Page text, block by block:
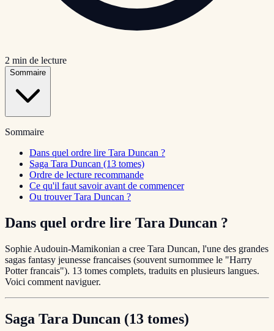
2 min de lecture
Sommaire
Sommaire
Dans quel ordre lire Tara Duncan ?
Saga Tara Duncan (13 tomes)
Ordre de lecture recommande
Ce qu'il faut savoir avant de commencer
Ou trouver Tara Duncan ?
Dans quel ordre lire Tara Duncan ?
Sophie Audouin-Mamikonian a cree Tara Duncan, l'une des grandes
sagas fantasy jeunesse francaises (souvent surnommee le "Harry
Potter francais"). 13 tomes complets, traduits en plusieurs langues.
Voici comment naviguer.
Saga Tara Duncan (13 tomes)